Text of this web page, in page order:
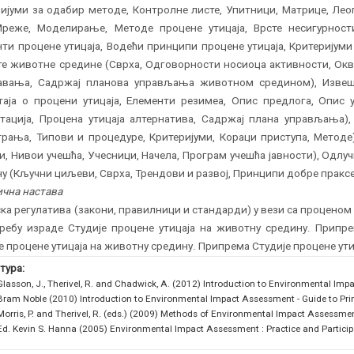
за одабир методе, Контролне листе, Упитници, Матрице,
Моделирање, Методе процене утицаја, Врсте
процене утицаја, Водећи принципи процене утицаја,
животне средине (Сврха, Одговорности носиоца активности,
Садржај планова управљања животном средином),
о процени утицаја, Елементи резимеа, Опис предлога, Опис
Процена утицаја алтернатива, Садржај плана
Типови и процедуре, Критеријуми, Кораци приступа,
Нивои учешћа, Учесници, Начела, Програм учешћа јавности),
(Кључни циљеви, Сврха, Трендови и развој, Принципи добре
настава
регулатива (закони, правилници и стандарди) у вези са
израде Студије процене утицаја на животну средину.
процене утицаја на животну средину. Припрема Студије процене
J., Therivel, R. and Chadwick, A. (2012) Introduction to Environmental
Noble (2010) Introduction to Environmental Impact Assessment - Guide to
P. and Therivel, R. (eds.) (2009) Methods of Environmental Impact
Kevin S. Hanna (2005) Environmental Impact Assessment : Practice and